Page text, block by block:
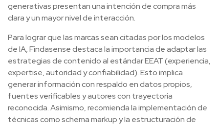
generativas presentan una intención de compra más
clara y un mayor nivel de interacción.
Para lograr que las marcas sean citadas por los modelos
de IA, Findasense destaca la importancia de adaptar las
estrategias de contenido al estándar EEAT (experiencia,
expertise, autoridad y confiabilidad). Esto implica
generar información con respaldo en datos propios,
fuentes verificables y autores con trayectoria
reconocida. Asimismo, recomienda la implementación de
técnicas como schema markup y la estructuración de